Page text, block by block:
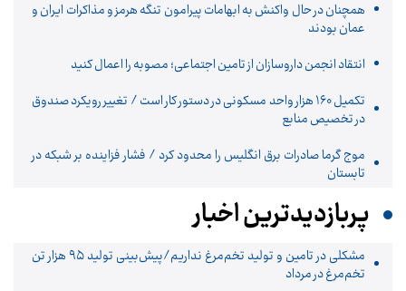
همچنان در حال واکنش به ابهامات پیرامون تنگه هرمز و مذاکرات ایران و
عمان بودند
انتقاد انجمن داروسازان از تامین اجتماعی؛ مصوبه را اعمال کنید
تکمیل ۱۶۰ هزار واحد مسکونی در دستور کار است / تغییر رویکرد صندوق
در تخصیص منابع
موج گرما صادرات برق انگلیس را محدود کرد / فشار فزاینده بر شبکه در
تابستان
پربازدیدترین اخبار
مشکلی در تامین و تولید تخم‌مرغ نداریم/پیش‌بینی تولید ۹۵ هزار تن
تخم‌مرغ در مرداد